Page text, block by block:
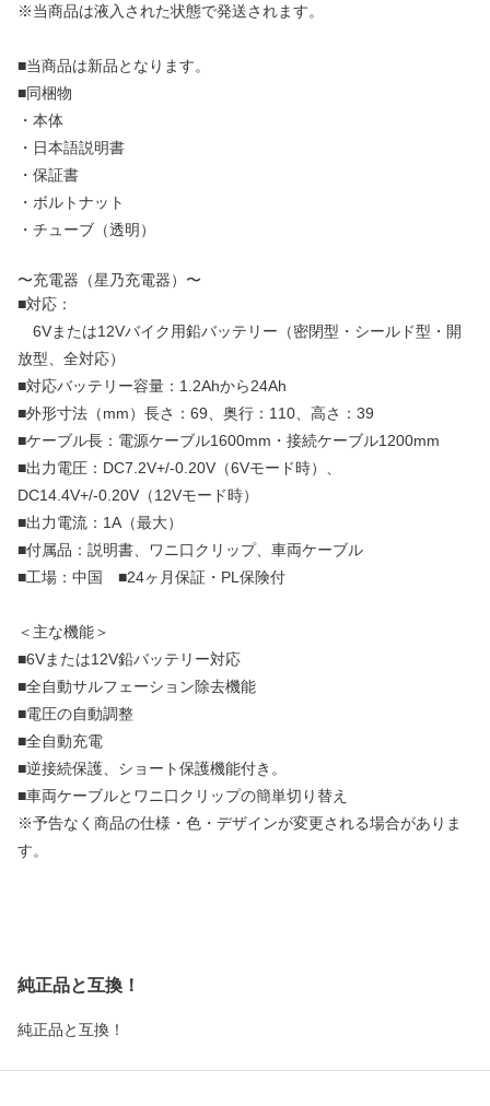
※当商品は液入された状態で発送されます。
■当商品は新品となります。
■同梱物
・本体
・日本語説明書
・保証書
・ボルトナット
・チューブ（透明）
〜充電器（星乃充電器）〜
■対応：
6Vまたは12Vバイク用鉛バッテリー（密閉型・シールド型・開
放型、全対応）
■対応バッテリー容量：1.2Ahから24Ah
■外形寸法（mm）長さ：69、奥行：110、高さ：39
■ケーブル長：電源ケーブル1600mm・接続ケーブル1200mm
■出力電圧：DC7.2V+/-0.20V（6Vモード時）、
DC14.4V+/-0.20V（12Vモード時）
■出力電流：1A（最大）
■付属品：説明書、ワニ口クリップ、車両ケーブル
■工場：中国 ■24ヶ月保証・PL保険付
＜主な機能＞
■6Vまたは12V鉛バッテリー対応
■全自動サルフェーション除去機能
■電圧の自動調整
■全自動充電
■逆接続保護、ショート保護機能付き。
■車両ケーブルとワニ口クリップの簡単切り替え
※予告なく商品の仕様・色・デザインが変更される場合がありま
す。
純正品と互換！
純正品と互換！